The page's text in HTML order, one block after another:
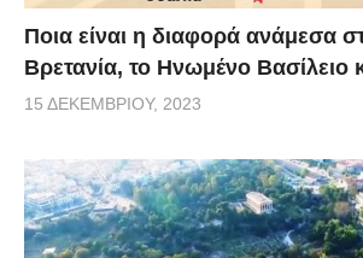
Ποια είναι η διαφορά ανάμεσα
Βρετανία, το Ηνωμένο Βασίλειο
15 ΔΕΚΕΜΒΡΊΟΥ, 2023